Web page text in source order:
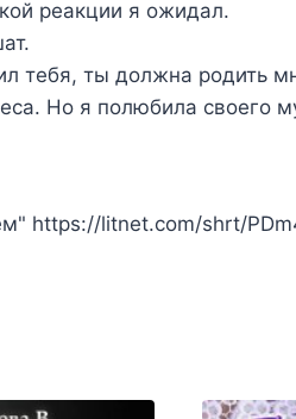
реакции я ожидал.
ты должна родить
Но я полюбила своего
https://litnet.com/shrt/